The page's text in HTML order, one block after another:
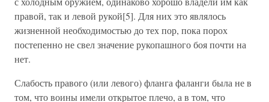
правой, так и левой рукой[5]. Для них это являлось
жизненной необходимостью до тех пор, пока порох
постепенно не свел значение рукопашного боя почти на
нет.
Слабость правого (или левого) фланга фаланги была не в
том, что воины имели открытое плечо, а в том, что